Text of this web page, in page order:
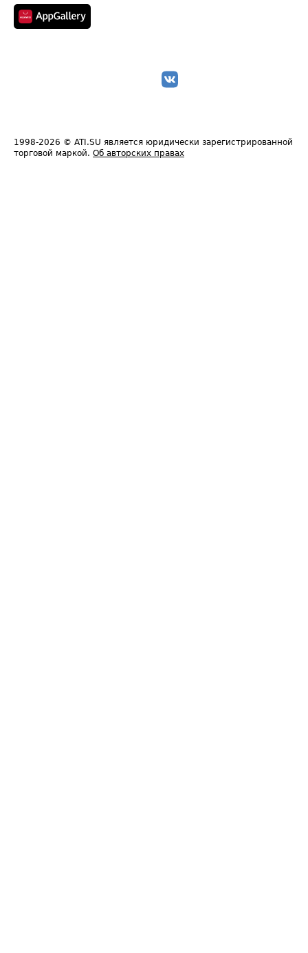
1998-2026 © ATI.SU является юридически зарегистрированной
торговой маркой. Об авторских правах